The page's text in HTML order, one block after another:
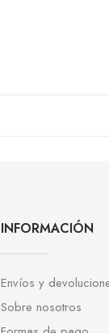
INFORMACIÓN
Envíos y
Sobre nosotros